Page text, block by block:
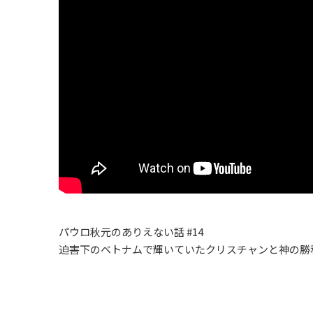
パウロ秋元のありえない話 #14
迫害下のベトナムで輝いていたクリスチャンと神の勝